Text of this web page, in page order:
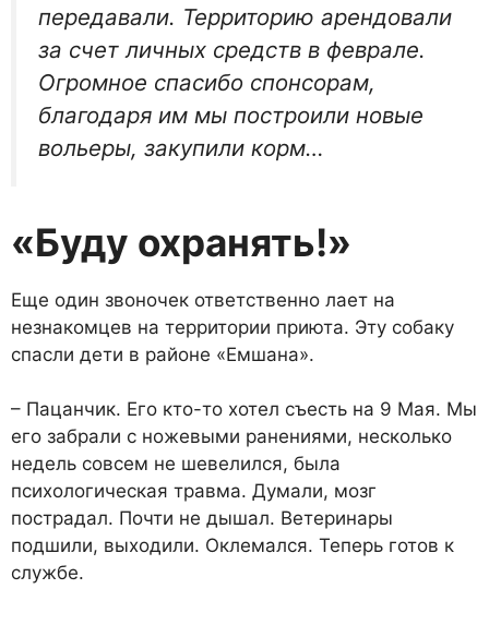
передавали. Территорию арендовали
за счет личных средств в феврале.
Огромное спасибо спонсо­рам,
благодаря им мы построили но­вые
вольеры, закупили корм…
«Буду охранять!»
Еще один звоночек ответст­венно лает на
незнакомцев на территории приюта. Эту собаку
спасли дети в районе «Емшана».
– Пацанчик. Его кто-то хо­тел съесть на 9 Мая. Мы
его забрали с ножевыми ранени­ями, несколько
недель совсем не шевелился, была
психологическая травма. Думали, мозг
пострадал. Почти не дышал. Ветеринары
подшили, выходи­ли. Оклемался. Теперь готов к
службе.